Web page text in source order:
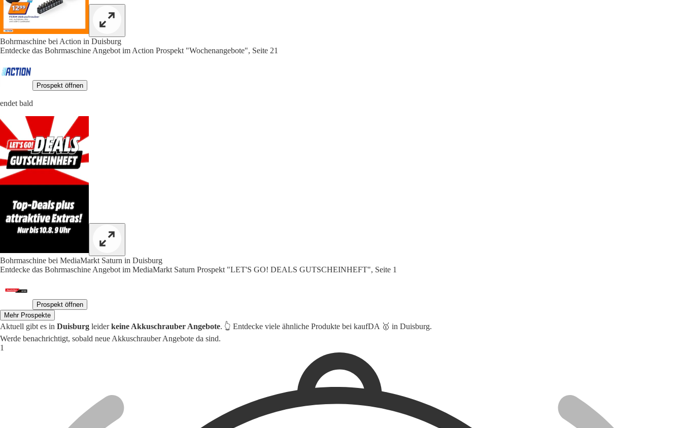
Bohrmaschine bei Action in Duisburg
Entdecke das Bohrmaschine Angebot im Action Prospekt "Wochenangebote", Seite 21
Prospekt öffnen
endet bald
Bohrmaschine bei MediaMarkt Saturn in Duisburg
Entdecke das Bohrmaschine Angebot im MediaMarkt Saturn Prospekt "LET'S GO! DEALS GUTSCHEINHEFT", Seite 1
Prospekt öffnen
Mehr Prospekte
Aktuell gibt es in Duisburg leiderkeine Akkuschrauber Angebote. 👆 Entdecke viele ähnliche Produkte bei kaufDA 🥇 in Duisburg.
Werde benachrichtigt, sobald neue Akkuschrauber Angebote da sind.